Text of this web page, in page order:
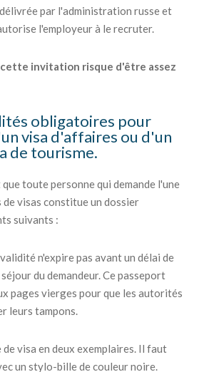
par l'administration russe et
l'employeur à le recruter.
invitation risque d'être assez
obligatoires pour
visa d'affaires ou d'un
de tourisme.
toute personne qui demande l'une
visas constitue un dossier
suivants :
n'expire pas avant un délai de
du demandeur. Ce passeport
pages vierges pour que les autorités
leurs tampons.
de visa en deux exemplaires. Il faut
un stylo-bille de couleur noire.